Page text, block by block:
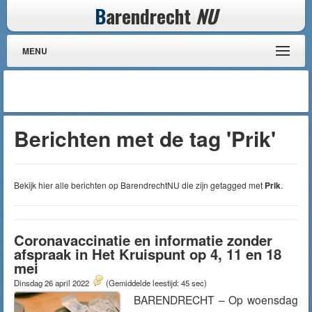
Barendrecht NU
MENU
Berichten met de tag 'Prik'
Bekijk hier alle berichten op BarendrechtNU die zijn getagged met Prik.
Coronavaccinatie en informatie zonder
afspraak in Het Kruispunt op 4, 11 en 18
mei
Dinsdag 26 april 2022 (Gemiddelde leestijd: 45 sec)
BARENDRECHT – Op woensdag